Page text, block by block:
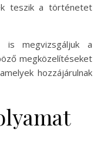
teszik a történetet
is megvizsgáljuk a
megközelítéseket
hozzájárulnak